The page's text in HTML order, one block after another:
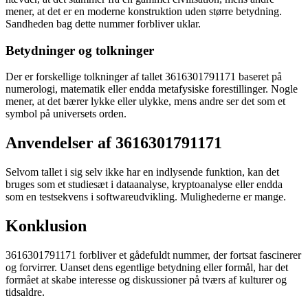
mener, at det er en moderne konstruktion uden større betydning.
Sandheden bag dette nummer forbliver uklar.
Betydninger og tolkninger
Der er forskellige tolkninger af tallet 3616301791171 baseret på
numerologi, matematik eller endda metafysiske forestillinger. Nogle
mener, at det bærer lykke eller ulykke, mens andre ser det som et
symbol på universets orden.
Anvendelser af 3616301791171
Selvom tallet i sig selv ikke har en indlysende funktion, kan det
bruges som et studiesæt i dataanalyse, kryptoanalyse eller endda
som en testsekvens i softwareudvikling. Mulighederne er mange.
Konklusion
3616301791171 forbliver et gådefuldt nummer, der fortsat fascinerer
og forvirrer. Uanset dens egentlige betydning eller formål, har det
formået at skabe interesse og diskussioner på tværs af kulturer og
tidsaldre.